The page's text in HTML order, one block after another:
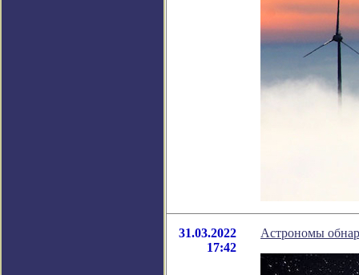
31.03.2022
17:42
Астрономы